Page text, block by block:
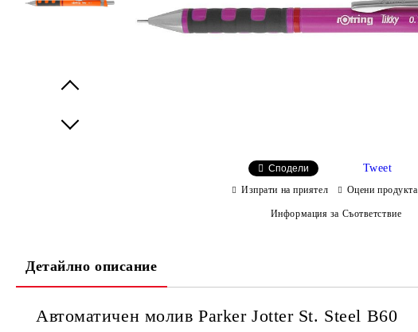
Сподели Tweet
Изпрати на приятел Оцени продукта
Информация за Съответствие
Детайлно описание
Автоматичен молив Parker Jotter St. Steel B60